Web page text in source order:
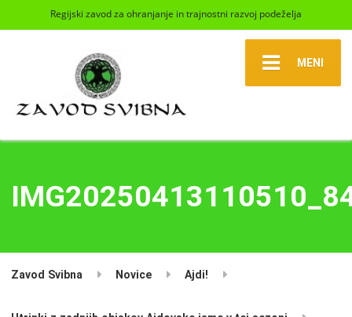
Regijski zavod za ohranjanje in trajnostni razvoj podeželja
MENI
Zavod Svibna Novice Ajdi!